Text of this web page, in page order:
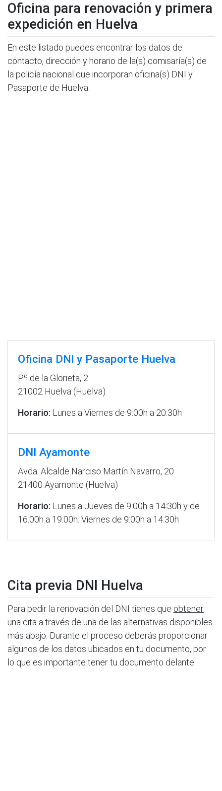
Oficina para renovación y primera
expedición en Huelva
En este listado puedes encontrar los datos de
contacto, dirección y horario de la(s) comisaría(s) de
la policía nacional que incorporan oficina(s) DNI y
Pasaporte de Huelva.
Oficina DNI y Pasaporte Huelva
Pº de la Glorieta, 2
21002 Huelva (Huelva)
Horario: Lunes a Viernes de 9:00h a 20:30h
DNI Ayamonte
Avda. Alcalde Narciso Martín Navarro, 20
21400 Ayamonte (Huelva)
Horario: Lunes a Jueves de 9:00h a 14:30h y de
16:00h a 19:00h. Viernes de 9:00h a 14:30h
Cita previa DNI Huelva
Para pedir la renovación del DNI tienes que obtener
una cita a través de una de las alternativas disponibles
más abajo. Durante el proceso deberás proporcionar
algunos de los datos ubicados en tu documento, por
lo que es importante tener tu documento delante.